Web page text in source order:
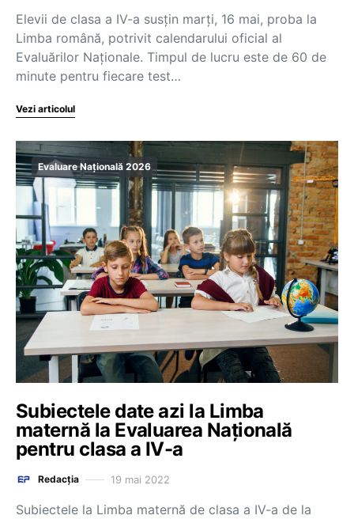
Elevii de clasa a IV-a susțin marți, 16 mai, proba la
Limba română, potrivit calendarului oficial al
Evaluărilor Naționale. Timpul de lucru este de 60 de
minute pentru fiecare test…
Vezi articolul
Evaluare Națională 2026
Subiectele date azi la Limba
maternă la Evaluarea Națională
pentru clasa a IV-a
Redacția 19 mai 2022
Subiectele la Limba maternă de clasa a IV-a de la